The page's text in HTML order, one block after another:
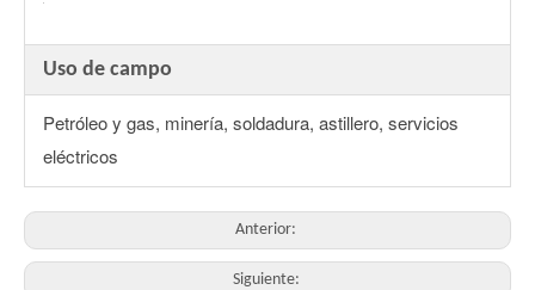
Uso de campo
Petróleo y gas, minería, soldadura, astillero, servicios
eléctricos
Anterior:
Siguiente: